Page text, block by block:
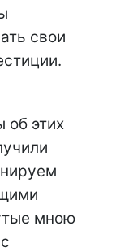
свои
об этих
мною